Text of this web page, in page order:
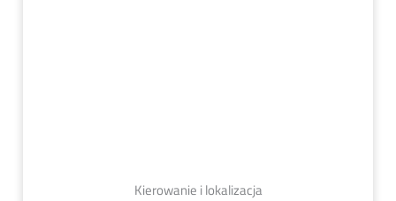
Kierowanie i lokalizacja